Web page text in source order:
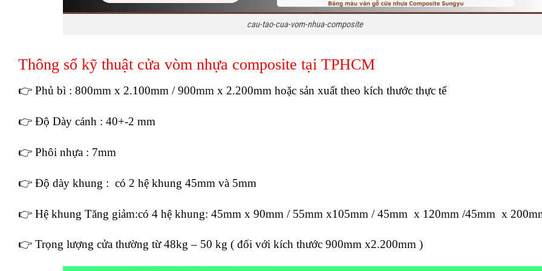
cau-tao-cua-vom-nhua-composite
Thông số kỹ thuật cửa vòm nhựa composite tại TPHCM
👉 Phủ bì : 800mm x 2.100mm / 900mm x 2.200mm hoặc sản xuất theo kích thước thực tế
👉 Độ Dày cánh : 40+-2 mm
👉 Phôi nhựa : 7mm
👉 Độ dày khung : có 2 hệ khung 45mm và 5mm
👉 Hệ khung Tăng giảm:có 4 hệ khung: 45mm x 90mm / 55mm x105mm / 45mm x 120mm /45mm x
👉 Trọng lượng cửa thường từ 48kg – 50 kg ( đối với kích thước 900mm x2.200mm )